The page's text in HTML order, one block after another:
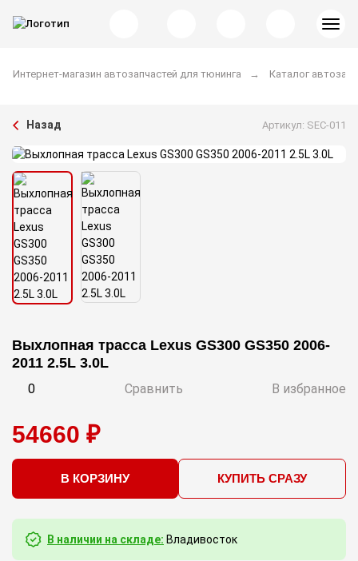
Интернет-магазин автозапчастей для тюнинга Каталог
Назад Артикул: SEC-011
Выхлопная трасса Lexus GS300 GS350 2006-
2011 2.5L 3.0L
0 Сравнить В избранное
54660 ₽
В КОРЗИНУ КУПИТЬ СРАЗУ
В наличии на складе: Владивосток